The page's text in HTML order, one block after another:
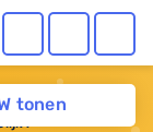
tonen
hosting